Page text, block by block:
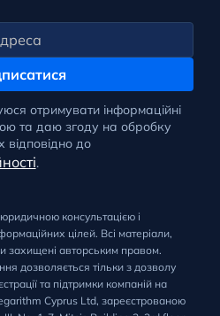
отримувати інформаційні
та даю згоду на обробку
відповідно до
.
консультацією і
цілей. Всі матеріали,
захищені авторським правом.
дозволяється тільки з дозволу
та підтримки компаній на
Cyprus Ltd, зареєстрованою